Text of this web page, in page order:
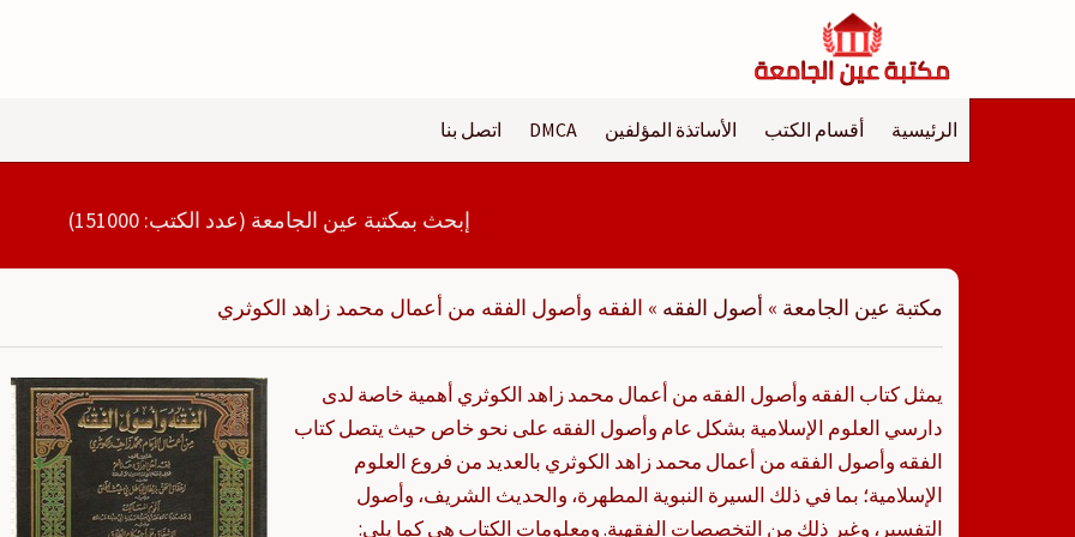
الرئيسية أقسام الكتب الأساتذة المؤلفين DMCA اتصل بنا
إبحث بمكتبة عين الجامعة (عدد الكتب: 151000)
مكتبة عين الجامعة » أصول الفقه » الفقه وأصول الفقه من أعمال محمد زاهد الكوثري
يمثل كتاب الفقه وأصول الفقه من أعمال محمد زاهد الكوثري أهمية خاصة لدى
دارسي العلوم الإسلامية بشكل عام وأصول الفقه على نحو خاص حيث يتصل كتاب
الفقه وأصول الفقه من أعمال محمد زاهد الكوثري بالعديد من فروع العلوم
الإسلامية؛ بما في ذلك السيرة النبوية المطهرة، والحديث الشريف، وأصول
التفسير، وغير ذلك من التخصصات الفقهية. ومعلومات الكتاب هي كما يلي: